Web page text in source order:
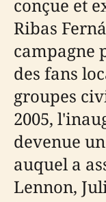
conçue et
Ribas
campagne
des fans
groupes
2005,
devenue
auquel a
Lennon,